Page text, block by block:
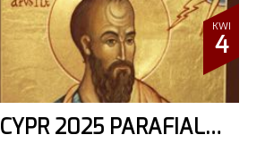
KWI
4
CYPR 2025 PARAFIALNA PIELGRZYMKA ŚLADAMI ŚW. PAWŁA